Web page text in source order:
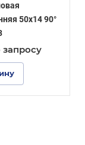
50x14 90°
росу